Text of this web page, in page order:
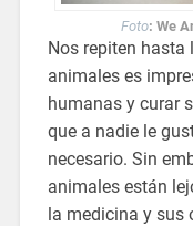
Foto: We
Nos repiten hasta
animales es
humanas y curar
que a nadie le
necesario. Sin
animales están
la medicina y sus